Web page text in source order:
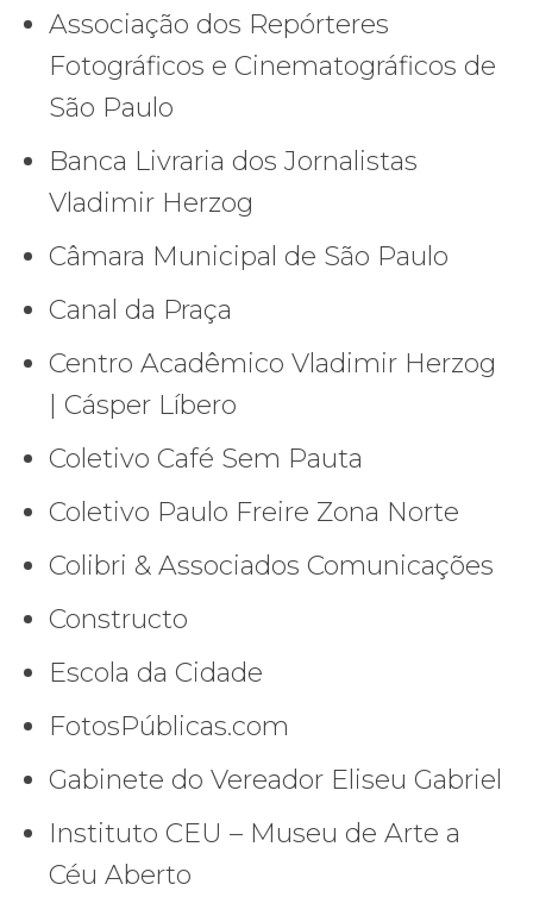
Associação dos Repórteres
Fotográficos e Cinematográficos de
São Paulo
Banca Livraria dos Jornalistas
Vladimir Herzog
Câmara Municipal de São Paulo
Canal da Praça
Centro Acadêmico Vladimir Herzog
| Cásper Líbero
Coletivo Café Sem Pauta
Coletivo Paulo Freire Zona Norte
Colibri & Associados Comunicações
Constructo
Escola da Cidade
FotosPúblicas.com
Gabinete do Vereador Eliseu Gabriel
Instituto CEU – Museu de Arte a
Céu Aberto